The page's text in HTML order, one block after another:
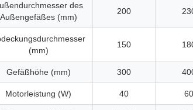
des
Außengefäßes (mm)
200
(mm)
150
Gefäßhöhe (mm) 300
Motorleistung (W) 40 60